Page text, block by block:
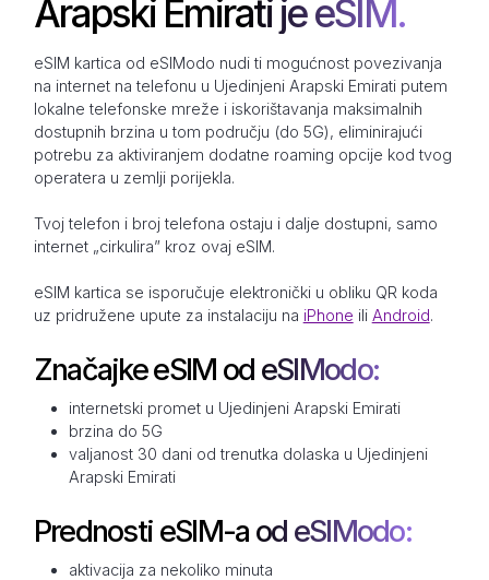
Arapski Emirati je eSIM.
eSIM kartica od eSIModo nudi ti mogućnost povezivanja
na internet na telefonu u Ujedinjeni Arapski Emirati putem
lokalne telefonske mreže i iskorištavanja maksimalnih
dostupnih brzina u tom području (do 5G), eliminirajući
potrebu za aktiviranjem dodatne roaming opcije kod tvog
operatera u zemlji porijekla.
Tvoj telefon i broj telefona ostaju i dalje dostupni, samo
internet „cirkulira” kroz ovaj eSIM.
eSIM kartica se isporučuje elektronički u obliku QR koda
uz pridružene upute za instalaciju na iPhone ili Android.
Značajke eSIM od eSIModo:
internetski promet u Ujedinjeni Arapski Emirati
brzina do 5G
valjanost 30 dani od trenutka dolaska u Ujedinjeni
Arapski Emirati
Prednosti eSIM-a od eSIModo:
aktivacija za nekoliko minuta